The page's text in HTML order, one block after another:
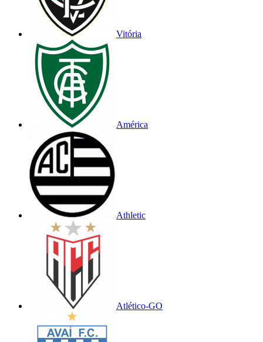
Vitória
América
Athletic
Atlético-GO